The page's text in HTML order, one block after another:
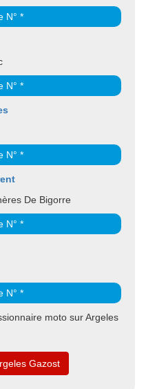
N° *
N° *
N° *
De Bigorre
N° *
N° *
moto sur Argeles
Gazost